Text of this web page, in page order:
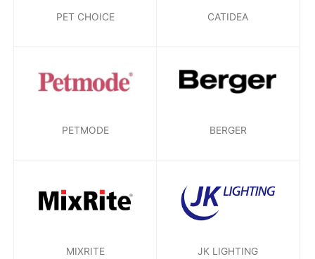
PET CHOICE CATIDEA
PETMODE BERGER
MIXRITE JK LIGHTING